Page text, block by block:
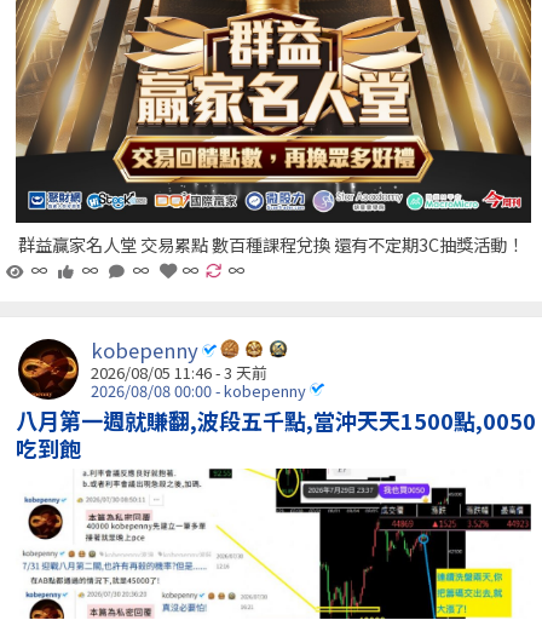
群益贏家名人堂 交易累點 數百種課程兌換 還有不定期3C抽獎活動！
∞
∞ ∞ ∞ ∞
kobepenny
2026/08/05 11:46 - 3 天前
2026/08/08 00:00 - kobepenny
八月第一週就賺翻,波段五千點,當沖天天1500點,0050
吃到飽